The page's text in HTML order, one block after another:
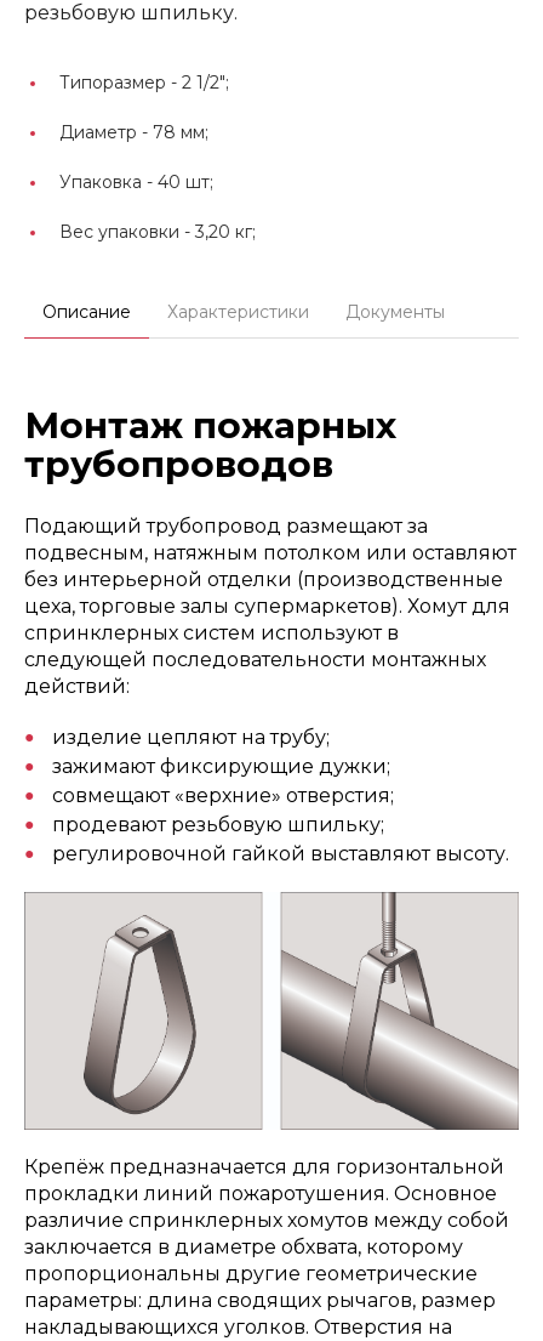
резьбовую шпильку.
Типоразмер - 2 1/2";
Диаметр - 78 мм;
Упаковка - 40 шт;
Вес упаковки - 3,20 кг;
Описание Характеристики Документы
Монтаж пожарных
трубопроводов
Подающий трубопровод размещают за
подвесным, натяжным потолком или оставляют
без интерьерной отделки (производственные
цеха, торговые залы супермаркетов). Хомут для
спринклерных систем используют в
следующей последовательности монтажных
действий:
изделие цепляют на трубу;
зажимают фиксирующие дужки;
совмещают «верхние» отверстия;
продевают резьбовую шпильку;
регулировочной гайкой выставляют высоту.
Крепёж предназначается для горизонтальной
прокладки линий пожаротушения. Основное
различие спринклерных хомутов между собой
заключается в диаметре обхвата, которому
пропорциональны другие геометрические
параметры: длина сводящих рычагов, размер
накладывающихся уголков. Отверстия на